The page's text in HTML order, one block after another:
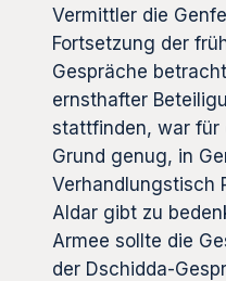
Vermittler die
Fortsetzung der
Gespräche
ernsthafter
stattfinden, war für
Grund genug, in
Verhandlungstisch
Aldar gibt zu
Armee sollte die
der Dschidda-